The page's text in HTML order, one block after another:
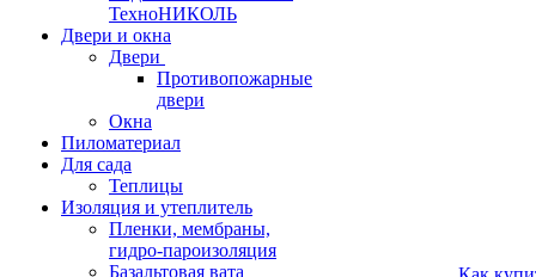
ТехноНИКОЛЬ
Двери и окна
Двери
Противопожарные
двери
Окна
Пиломатериал
Для сада
Теплицы
Изоляция и утеплитель
Пленки, мембраны,
гидро-пароизоляция
Базальтовая вата